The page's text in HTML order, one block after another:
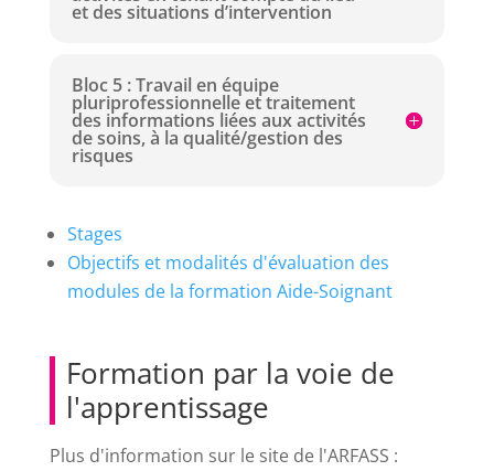
et des situations d’intervention
Bloc 5 : Travail en équipe
pluriprofessionnelle et traitement
des informations liées aux activités
de soins, à la qualité/gestion des
risques
Stages
Objectifs et modalités d'évaluation des
modules de la formation Aide-Soignant
Formation par la voie de
l'apprentissage
Plus d'information sur le site de l'ARFASS :